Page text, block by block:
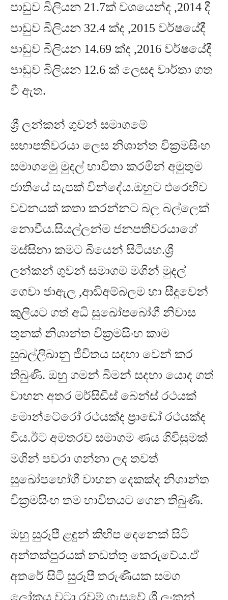
පාඩුව බිලියන 21.7ක් වශයෙන්ද ,2014 දී
පාඩුව බිලියන 32.4 ක්ද ,2015 වර්ෂයේදී
පාඩුව බිලියන 14.69 ක්ද ,2016 වර්ෂයේදී
පාඩුව බිලියන 12.6 ක් ලෙසද වාර්තා ගත
වී ඇත.
ශ්‍රී ලන්කන් ගුවන් සමාගමේ
සභාපතිවරයා ලෙස නිශාන්ත වික්‍රමසිංහ
සමාගමෙු මුදල් භාවිතා කරමින් අමුතුම
ජාතියේ සැපක් වින්දේය.ඔහුට එරෙහිව
වචනයක් කතා කරන්නට බලු බල්ලෙක්
නොවීය.සියල්ලන්ම ජනපතිවරයාගේ
මස්සිනා කමට බියෙන් සිටියහ.ශ්‍රී
ලන්කන් ගුවන් සමාගම මගින් මුදල්
ගෙවා ජාඇල ,ආඬිඅම්බලම හා සීදුවෙන්
කුලිය⁣ට ගත් අධි සුඛෝප⁣බෝගී නිවාස
තුනක් නිශාන්ත වික්‍රමසිංහ කාම
සුඛල්ලිඛානු ජීවිතය සදහා වෙන් කර
තිබුණි. ඔහු ගමන් බිමන් සදහා යොද ගත්
වාහන අතර මර්සිඩිස් බෙන්ස් රථයක්
මො⁣න්ටේරෝ රථයක්ද ප්‍රාඩෝ රථයක්ද
විය.ඊට අමතරව සමාගම ණය ගිවිසුමක්
මගින් පවරා ගන්නා ලද තවත්
සුඛෝපභෝගී වාහන දෙකක්ද නිශාන්ත
වික්‍රමසිංහ තම භාවිතයට ගෙන තිබුණි.
ඔහු සුරූපී ළඳුන් කිහිප දෙනෙක් සිටි
අන්තක්පුරයක් නඩත්තු කෙරුවේය.ඒ
අතරේ සිටි සුරූපී තරුණියක සමග
ලෝකය වටා රවුම් ගැසුවේ ශ්‍රී ලංකන්